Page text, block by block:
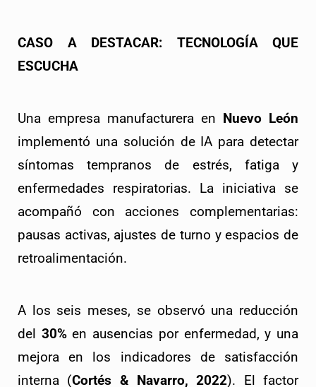
CASO A DESTACAR: TECNOLOGÍA QUE
ESCUCHA
Una empresa manufacturera en Nuevo León
implementó una solución de IA para detectar
síntomas tempranos de estrés, fatiga y
enfermedades respiratorias. La iniciativa se
acompañó con acciones complementarias:
pausas activas, ajustes de turno y espacios de
retroalimentación.
A los seis meses, se observó una reducción
del 30% en ausencias por enfermedad, y una
mejora en los indicadores de satisfacción
interna (Cortés & Navarro, 2022). El factor